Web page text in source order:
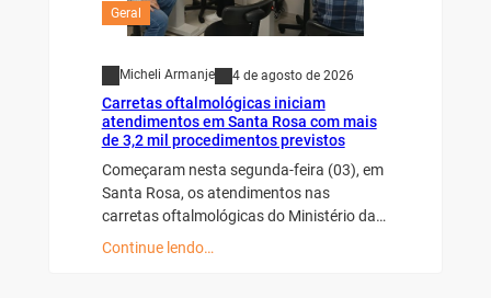
Geral
Micheli Armanje 4 de agosto de 2026
Carretas oftalmológicas iniciam
atendimentos em Santa Rosa com mais
de 3,2 mil procedimentos previstos
Começaram nesta segunda-feira (03), em
Santa Rosa, os atendimentos nas
carretas oftalmológicas do Ministério da…
Continue lendo…